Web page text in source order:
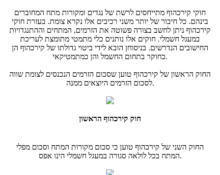
חוקי קירכהוף מתייחסים לרשת של נגדים ומקורות מתח המחוברים
בינהם. כל חיבור של יותר משני רכיבים אלו נקרא צומת. בעזרת חוקי
קירכהוף ניתן לחשב בצורה פשוטה את הזרמים, המתחים וההתנגדויות
במעגל חשמלי. חוקים אלו נותנים כלי מתמטי מתומצת לעריכת
החישובים הנדרשים. בניסוחן הובא לידי ביטוי גדולתו של קירכהוף הן
כחוקר בתחום החשמל והן כמתמטיקאי.
החוק הראשון של קירכהוף טוען שסכום הזרמים הנכנסים לצומת שווה
לסכום הזרמים היוצאים ממנה.
חוק קירכהוף הראשון
החוק השני של קירכהוף טוען כי סכום מקורות המתח וסכום מפלי
המתח בכל לולאה סגורה במעגל חשמלי הינו אפס.